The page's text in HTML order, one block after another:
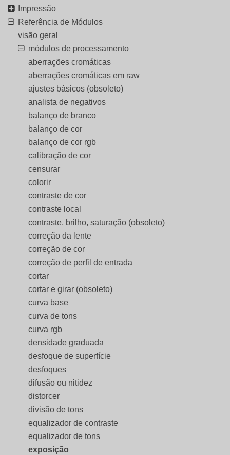
Impressão
Referência de Módulos
visão geral
módulos de processamento
aberrações cromáticas
aberrações cromáticas em raw
ajustes básicos (obsoleto)
analista de negativos
balanço de branco
balanço de cor
balanço de cor rgb
calibração de cor
censurar
colorir
contraste de cor
contraste local
contraste, brilho, saturação (obsoleto)
correção da lente
correção de cor
correção de perfil de entrada
cortar
cortar e girar (obsoleto)
curva base
curva de tons
curva rgb
densidade graduada
desfoque de superfície
desfoques
difusão ou nitidez
distorcer
divisão de tons
equalizador de contraste
equalizador de tons
exposição